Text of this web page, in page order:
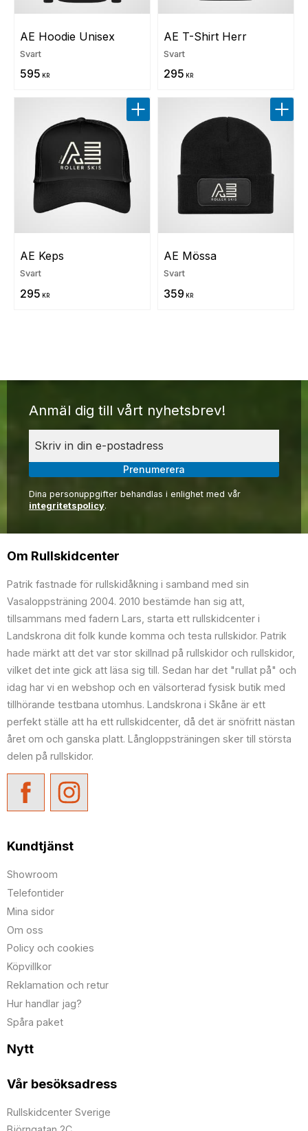
AE Hoodie Unisex
Svart
595 KR
AE T-Shirt Herr
Svart
295 KR
AE Keps
Svart
295 KR
Lägg till i favoriter
AE Mössa
Svart
359 KR
Lägg
Anmäl dig till vårt nyhetsbrev!
Prenumerera
Dina personuppgifter behandlas i enlighet med vår
integritetspolicy.
Om Rullskidcenter
Patrik fastnade för rullskidåkning i samband med sin
Vasaloppsträning 2004. 2010 bestämde han sig att,
tillsammans med fadern Lars, starta ett rullskidcenter i
Landskrona dit folk kunde komma och testa rullskidor. Patrik
hade märkt att det var stor skillnad på rullskidor och rullskidor,
vilket det inte gick att läsa sig till. Sedan har det "rullat på" och
idag har vi en webshop och en välsorterad fysisk butik med
tillhörande testbana utomhus. Landskrona i Skåne är ett
perfekt ställe att ha ett rullskidcenter, då det är snöfritt nästan
året om och ganska platt. Långloppsträningen sker till största
delen på rullskidor.
Kundtjänst
Showroom
Telefontider
Mina sidor
Om oss
Policy och cookies
Köpvillkor
Reklamation och retur
Hur handlar jag?
Spåra paket
Nytt
Vår besöksadress
Rullskidcenter Sverige